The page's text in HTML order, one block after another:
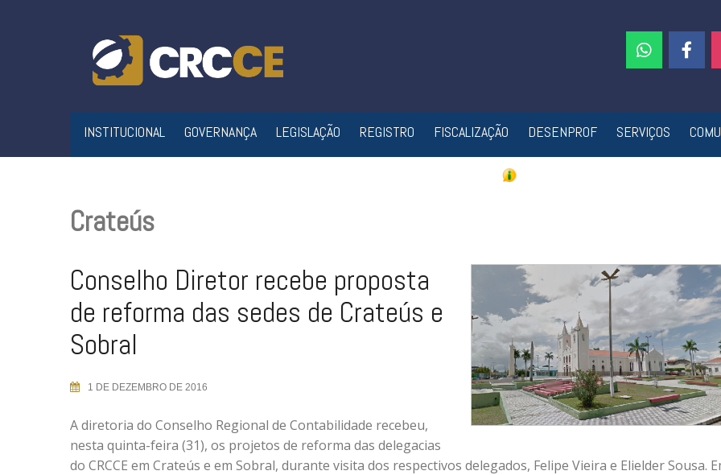
INSTITUCIONAL GOVERNANÇA LEGISLAÇÃO REGISTRO FISCALIZAÇÃO DESENPROF SERVIÇOS
Crateús
Conselho Diretor recebe proposta
de reforma das sedes de Crateús e
Sobral
1 DE DEZEMBRO DE 2016
A diretoria do Conselho Regional de Contabilidade recebeu,
nesta quinta-feira (31), os projetos de reforma das delegacias
do CRCCE em Crateús e em Sobral, durante visita dos respectivos delegados, Felipe Vieira e Elielder Sousa.